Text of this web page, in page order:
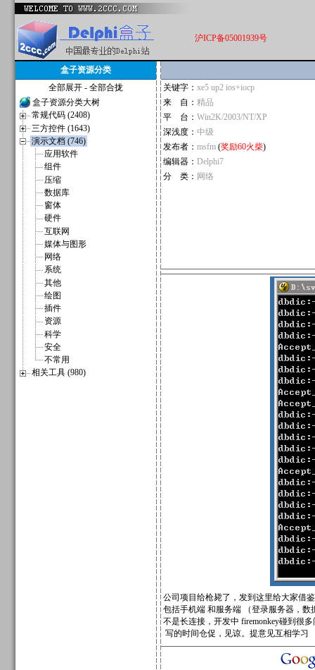
沪ICP备05001939号
盒子资源分类
全部展开 - 全部合拢
盒子资源分类大树
常规代码 (2408)
三方控件 (1643)
演示文档 (746)
应用软件
组件
压缩
数据库
窗体
硬件
互联网
媒体与图形
网络
系统
其他
绘图
插件
资源
科学
安全
不常用
相关工具 (980)
关键字： xe5 up2 ios+iocp
来 自： 精品
平 台： Win2K/2003/NT/XP
深浅度： 中级
发布者： msfm (奖励60火柴)
编辑器： Delphi7
分 类： 网络
公司项目给枪毙了，发到这里给大家借
包括手机端 和服务端 （登录服务器，数
不是长连接，开发中 firemonkey碰到很
写的时间仓促，见谅。提意见互相学习